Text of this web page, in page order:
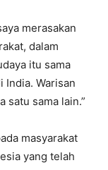
merasakan
dalam
itu sama
India. Warisan
satu sama lain.”
masyarakat
yang telah